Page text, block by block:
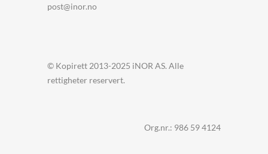
post@inor.no
© Kopirett 2013-2025 iNOR AS. Alle
rettigheter reservert.
Org.nr.: 986 59 4124